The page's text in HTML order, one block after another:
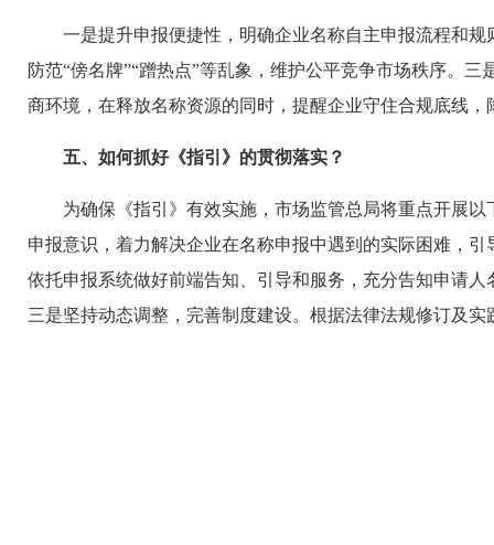
一是提升申报便捷性，明确企业名称自主申报流程和
防范“傍名牌”“蹭热点”等乱象，维护公平竞争市场秩序。
商环境，在释放名称资源的同时，提醒企业守住合规底线
五、如何抓好《指引》的贯彻落实？
为确保《指引》有效实施，市场监管总局将重点开展
申报意识，着力解决企业在名称申报中遇到的实际困难，
依托申报系统做好前端告知、引导和服务，充分告知申请
三是坚持动态调整，完善制度建设。根据法律法规修订及